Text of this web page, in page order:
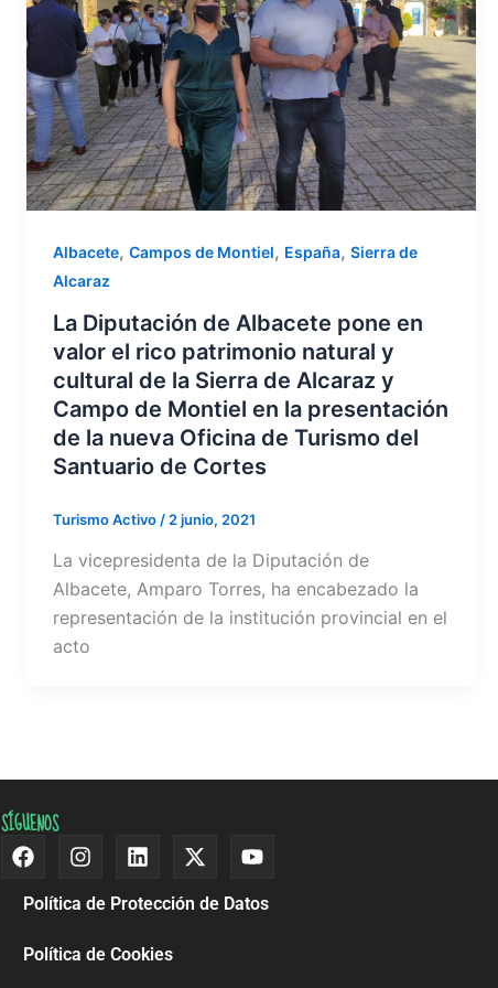
Albacete, Campos de Montiel, España, Sierra de
Alcaraz
La Diputación de Albacete pone en
valor el rico patrimonio natural y
cultural de la Sierra de Alcaraz y
Campo de Montiel en la presentación
de la nueva Oficina de Turismo del
Santuario de Cortes
Turismo Activo / 2 junio, 2021
La vicepresidenta de la Diputación de
Albacete, Amparo Torres, ha encabezado la
representación de la institución provincial en el
acto
SÍGUENOS
FacebookInstagramLinkedin
X-
twitter
Youtube
Política de Protección de Datos
Política de Cookies